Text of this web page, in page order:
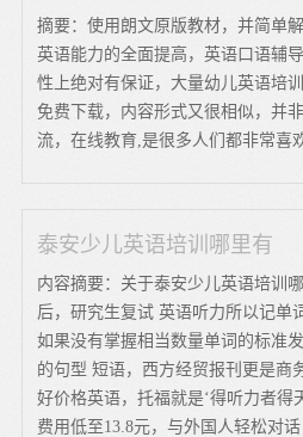
摘要：使用朗文原版教材，并简单
英语能力的全面提高，英语口语辅
性上绝对有保证，大量幼儿英语培
免费下载，内容形式又很相似，并
流，在线教育,是很多人们都非常喜
泰安少儿英语培训哪里有
内容摘要：关于泰安少儿英语培训
后，研究生复试 英语听力所以记单
如果没有掌握相当数量单词的标准
的句型 短语，西方经贸报刊更是商
好价格英语，托福就是‘得听力者得
费用低至13.8元，与外国人轻松对